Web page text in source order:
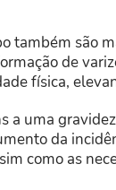
também são
de
física,
a uma
da
como as